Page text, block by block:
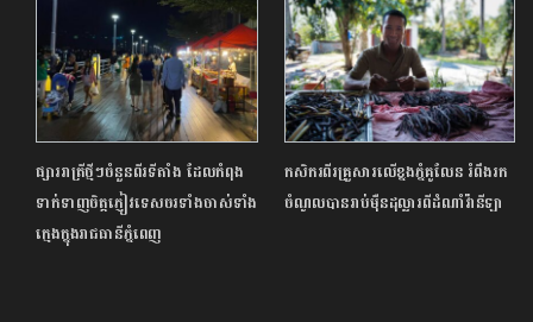
ផ្សាររាត្រីថ្មីៗចំនួនពីរទីតាំង ដែលកំពុង
ទាក់ទាញចិត្តភ្ញៀវទេសចរទាំងចាស់ទាំង
ក្មេងក្នុងរាជធានីភ្នំពេញ
កសិករ​ពីរគ្រួសារ​​លើ​ខ្នង​ភ្នំគូលែន រំពឹងរក​
ចំណូលបាន​​រាប់​ម៉ឺនដុល្លារពីដំណាំវ៉ានីឡា ​